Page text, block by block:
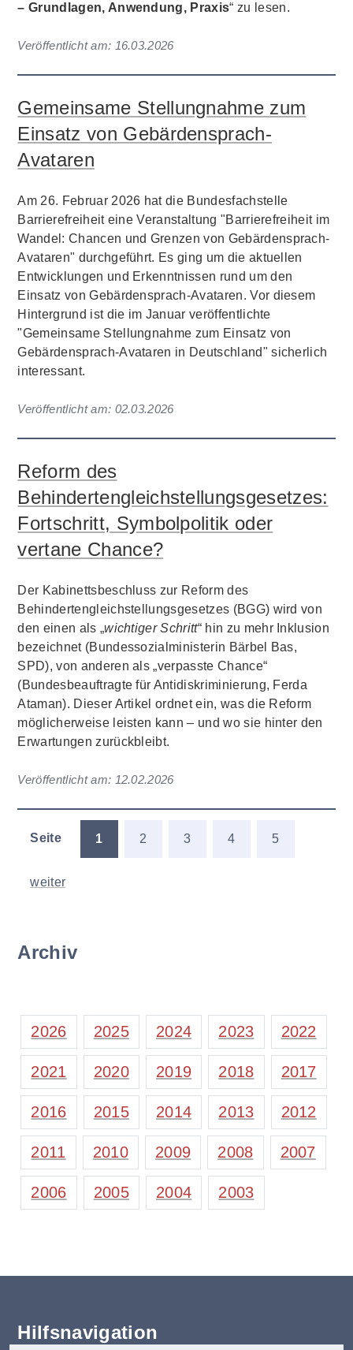
– Grundlagen, Anwendung, Praxis“ zu lesen.
Veröffentlicht am: 16.03.2026
Gemeinsame Stellungnahme zum
Einsatz von Gebärdensprach-
Avataren
Am 26. Februar 2026 hat die Bundesfachstelle
Barrierefreiheit eine Veranstaltung "Barrierefreiheit im
Wandel: Chancen und Grenzen von Gebärdensprach-
Avataren" durchgeführt. Es ging um die aktuellen
Entwicklungen und Erkenntnissen rund um den
Einsatz von Gebärdensprach-Avataren. Vor diesem
Hintergrund ist die im Januar veröffentlichte
"Gemeinsame Stellungnahme zum Einsatz von
Gebärdensprach-Avataren in Deutschland" sicherlich
interessant.
Veröffentlicht am: 02.03.2026
Reform des
Behindertengleichstellungsgesetzes:
Fortschritt, Symbolpolitik oder
vertane Chance?
Der Kabinettsbeschluss zur Reform des
Behindertengleichstellungsgesetzes (BGG) wird von
den einen als „wichtiger Schritt“ hin zu mehr Inklusion
bezeichnet (Bundessozialministerin Bärbel Bas,
SPD), von anderen als „verpasste Chance“
(Bundesbeauftragte für Antidiskriminierung, Ferda
Ataman). Dieser Artikel ordnet ein, was die Reform
möglicherweise leisten kann – und wo sie hinter den
Erwartungen zurückbleibt.
Veröffentlicht am: 12.02.2026
Seite 1 2 3 4 5
weiter
Archiv
2026 2025 2024 2023 2022
2021 2020 2019 2018 2017
2016 2015 2014 2013 2012
2011 2010 2009 2008 2007
2006 2005 2004 2003
Hilfsnavigation